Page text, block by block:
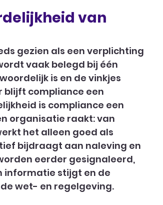
van
gezien als een verplichting
vaak belegd bij één
is en de vinkjes
blijft compliance een
is compliance een
organisatie raakt: van
het alleen goed als
bijdraagt aan naleving en
eerder gesignaleerd,
informatie stijgt en de
wet- en regelgeving.